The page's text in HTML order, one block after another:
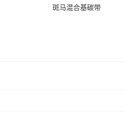
斑马混合基碳带